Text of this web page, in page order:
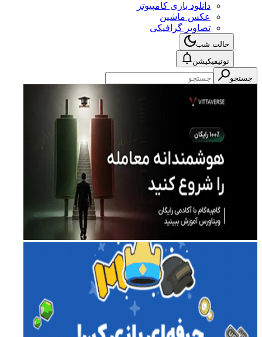
دانلود بازی کامپیوتر
عکس ماشین
تصاویر گرافیکی
حالت شب
نوتیفیکیشن
جستجو